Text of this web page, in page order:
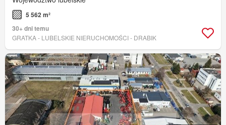
5 562 m²
30+ dni temu
GRATKA - LUBELSKIE NIERUCHOMOŚCI - DRABIK